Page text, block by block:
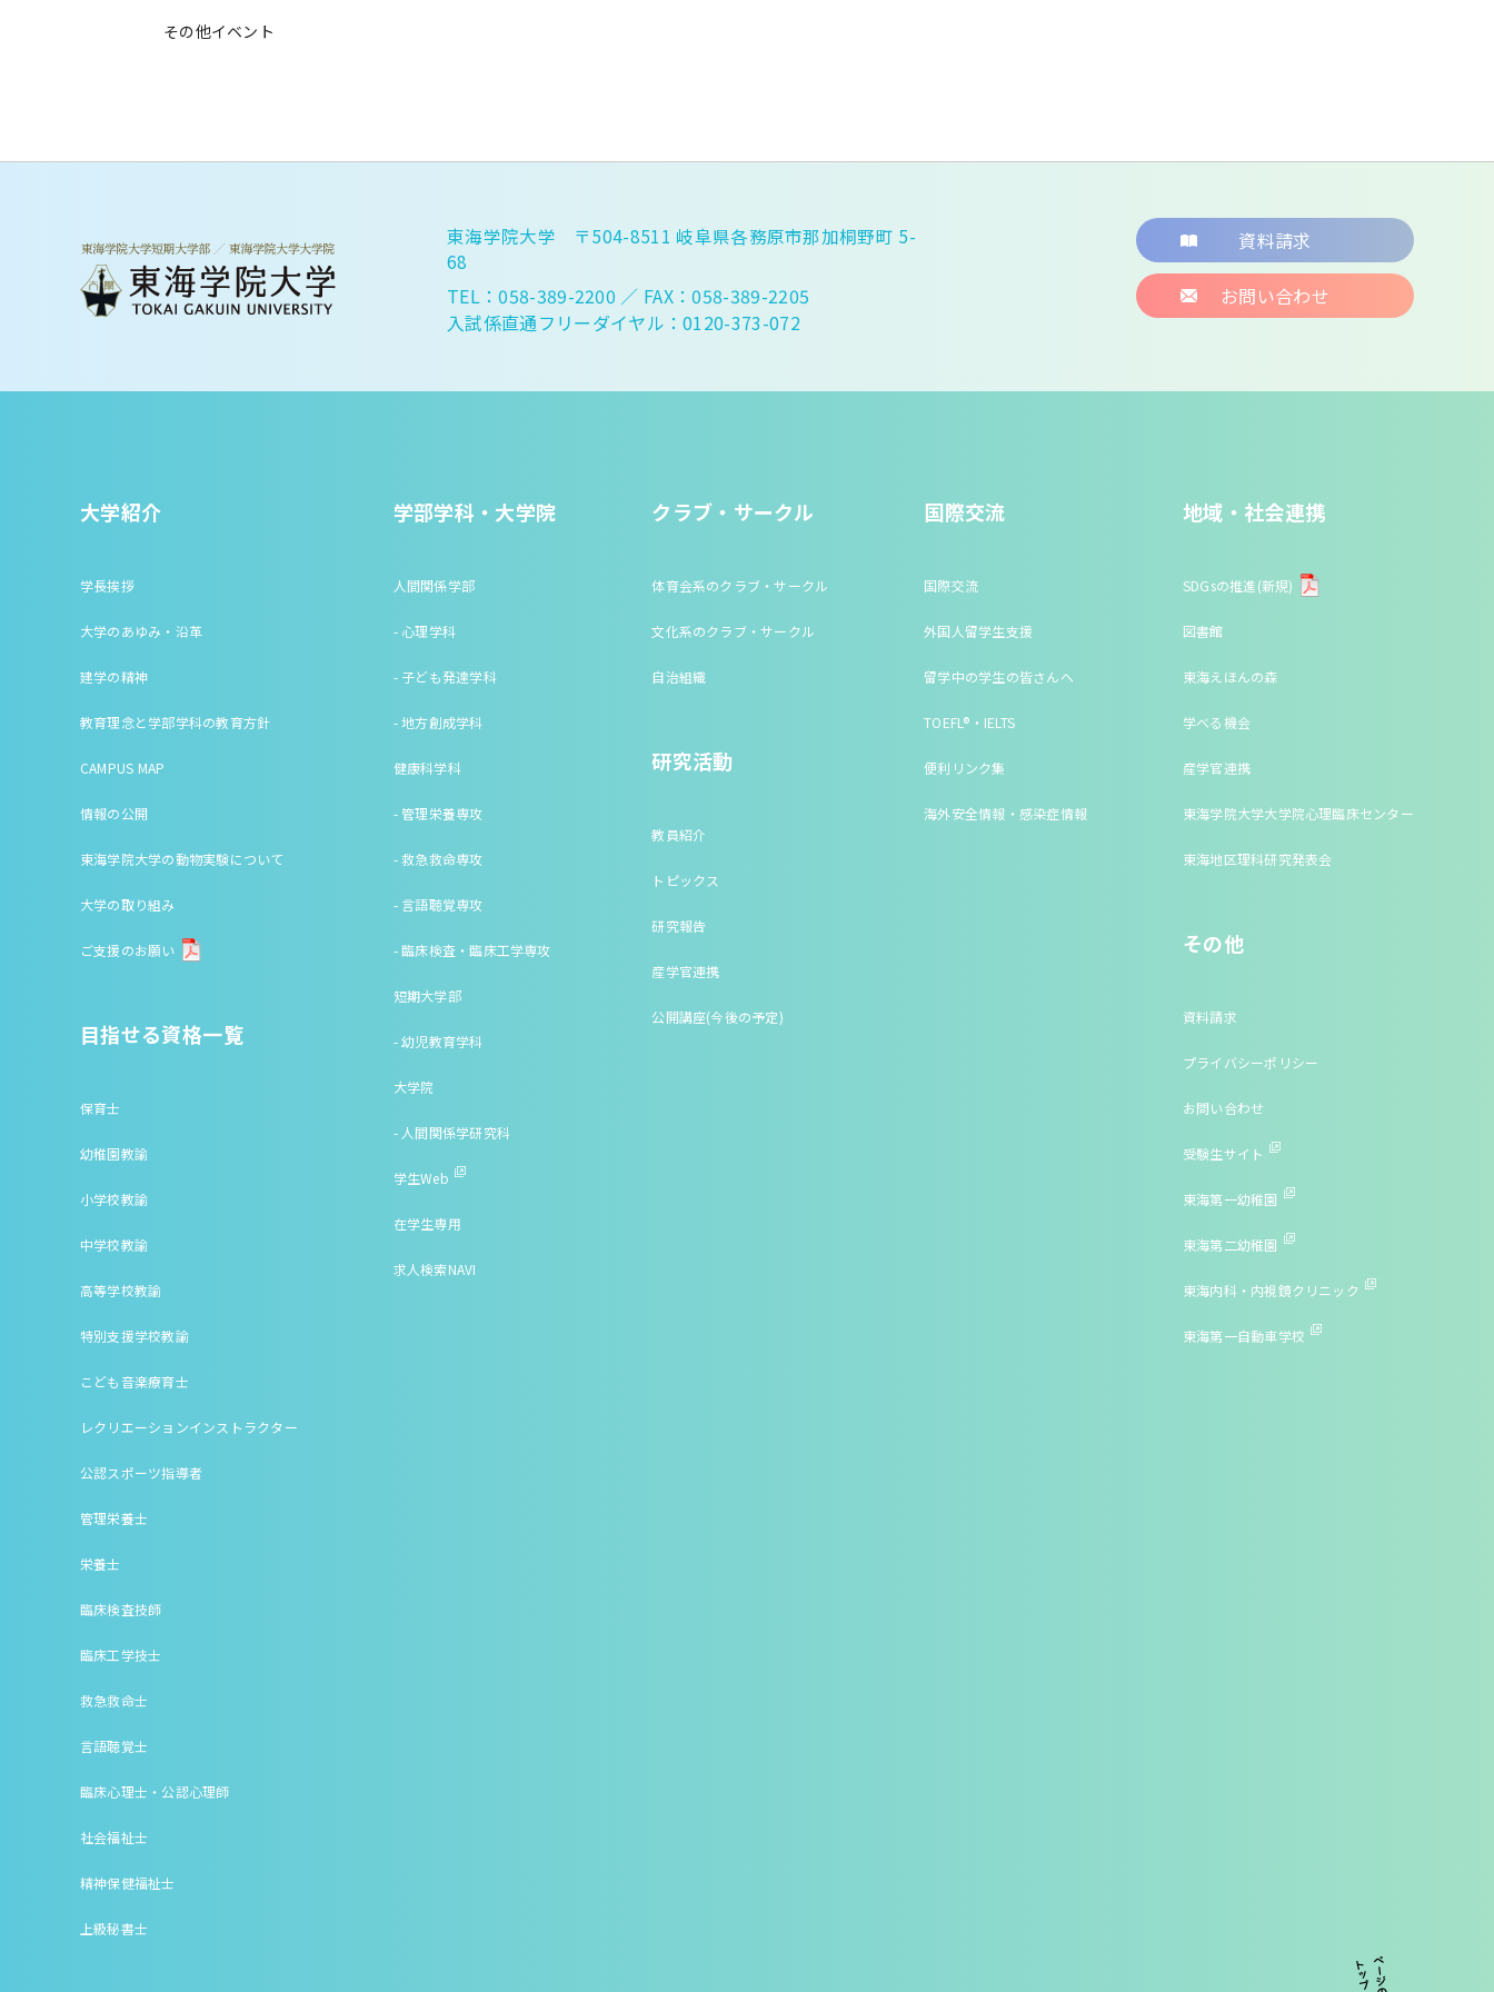
その他イベント
東海学院大学 〒504-8511 岐阜県各務原市那加桐野町 5-
68
TEL：058-389-2200 ／ FAX：058-389-2205
入試係直通フリーダイヤル：0120-373-072
資料請求
お問い合わせ
大学紹介
学長挨拶
大学のあゆみ・沿革
建学の精神
教育理念と学部学科の教育方針
CAMPUS MAP
情報の公開
東海学院大学の動物実験について
大学の取り組み
ご支援のお願い
目指せる資格一覧
保育士
幼稚園教諭
小学校教諭
中学校教諭
高等学校教諭
特別支援学校教諭
こども音楽療育士
レクリエーションインストラクター
公認スポーツ指導者
管理栄養士
栄養士
臨床検査技師
臨床工学技士
救急救命士
言語聴覚士
臨床心理士・公認心理師
社会福祉士
精神保健福祉士
上級秘書士
学部学科・大学院
人間関係学部
- 心理学科
- 子ども発達学科
- 地方創成学科
健康科学科
- 管理栄養専攻
- 救急救命専攻
- 言語聴覚専攻
- 臨床検査・臨床工学専攻
短期大学部
- 幼児教育学科
大学院
- 人間関係学研究科
学生Web
在学生専用
求人検索NAVI
クラブ・サークル
体育会系のクラブ・サークル
文化系のクラブ・サークル
自治組織
研究活動
教員紹介
トピックス
研究報告
産学官連携
公開講座(今後の予定)
国際交流
国際交流
外国人留学生支援
留学中の学生の皆さんへ
TOEFL®・IELTS
便利リンク集
海外安全情報・感染症情報
地域・社会連携
SDGsの推進(新規)
図書館
東海えほんの森
学べる機会
産学官連携
東海学院大学大学院心理臨床センター
東海地区理科研究発表会
その他
資料請求
プライバシーポリシー
お問い合わせ
受験生サイト
東海第一幼稚園
東海第二幼稚園
東海内科・内視鏡クリニック
東海第一自動車学校